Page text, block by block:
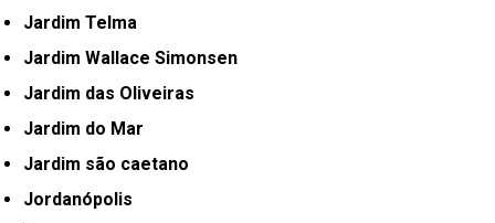
Jardim Telma
Jardim Wallace Simonsen
Jardim das Oliveiras
Jardim do Mar
Jardim são caetano
Jordanópolis